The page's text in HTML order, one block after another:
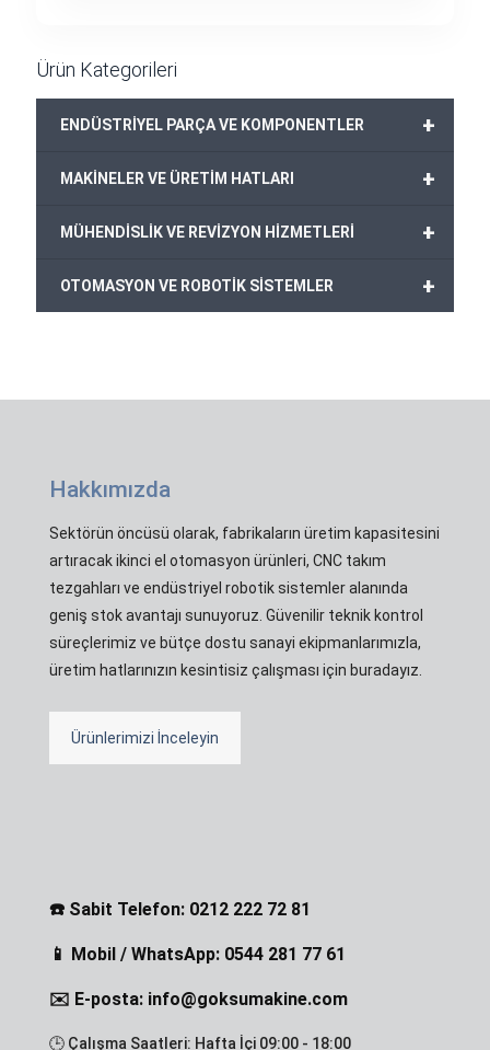
Ürün Kategorileri
+
ENDÜSTRİYEL PARÇA VE KOMPONENTLER
+
MAKİNELER VE ÜRETİM HATLARI
+
MÜHENDİSLİK VE REVİZYON HİZMETLERİ
+
OTOMASYON VE ROBOTİK SİSTEMLER
Hakkımızda
Sektörün öncüsü olarak, fabrikaların üretim kapasitesini
artıracak ikinci el otomasyon ürünleri, CNC takım
tezgahları ve endüstriyel robotik sistemler alanında
geniş stok avantajı sunuyoruz. Güvenilir teknik kontrol
süreçlerimiz ve bütçe dostu sanayi ekipmanlarımızla,
üretim hatlarınızın kesintisiz çalışması için buradayız.
Ürünlerimizi İnceleyin
☎️ Sabit Telefon: 0212 222 72 81
📱 Mobil / WhatsApp: 0544 281 77 61
✉️ E-posta: info@goksumakine.com
🕒 Çalışma Saatleri: Hafta İçi 09:00 - 18:00